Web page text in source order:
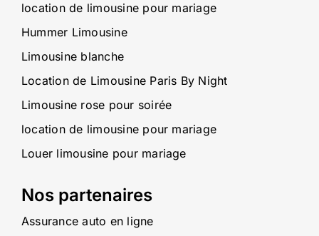
location de limousine pour mariage
Hummer Limousine
Limousine blanche
Location de Limousine Paris By Night
Limousine rose pour soirée
location de limousine pour mariage
Louer limousine pour mariage
Nos partenaires
Assurance auto en ligne